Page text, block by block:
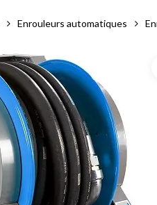
Enrouleurs automatiques